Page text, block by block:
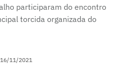
participaram do encontro
torcida organizada do
16/11/2021